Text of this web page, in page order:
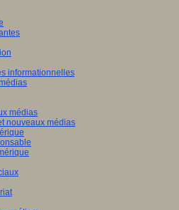
informationnelles
médias
nouveaux médias